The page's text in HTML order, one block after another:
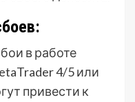
в работе
4/5 или
привести к